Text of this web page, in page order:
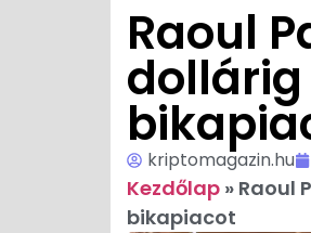
Raoul
dollárig
kriptomagazin.hu
Kezdőlap » Raoul
bikapiacot